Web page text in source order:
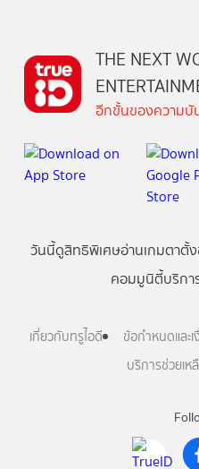
THE NEXT
อีกขั้นของความบั
วันนี้ดูสิทธิพิเศษอ่านเกมตาตั้ง
คอมมูนิตี้บริกา
เกี่ยวกับทรูไอดี ข้อกำหนดและเ
บริการช่วยเห